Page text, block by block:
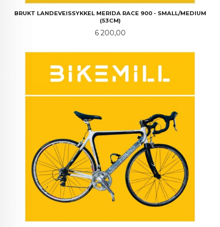
BRUKT LANDEVEISSYKKEL MERIDA RACE 900 - SMALL/MEDIUM
(53CM)
Pris
6 200,00